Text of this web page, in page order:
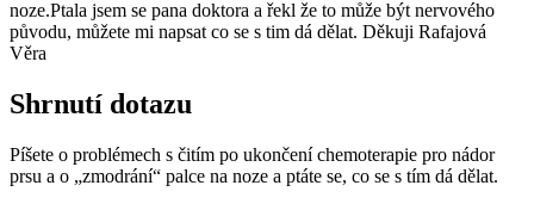
noze.Ptala jsem se pana doktora a řekl že to může být nervového
původu, můžete mi napsat co se s tim dá dělat. Děkuji Rafajová
Věra
Shrnutí dotazu
Píšete o problémech s čitím po ukončení chemoterapie pro nádor
prsu a o „zmodrání“ palce na noze a ptáte se, co se s tím dá dělat.